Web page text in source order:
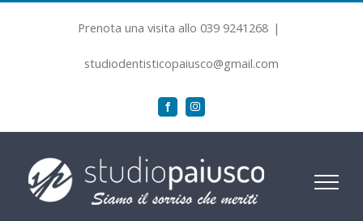
Prenota una visita allo 039 9241268 |
studiodentisticopaiusco@gmail.com
FacebookInstagram